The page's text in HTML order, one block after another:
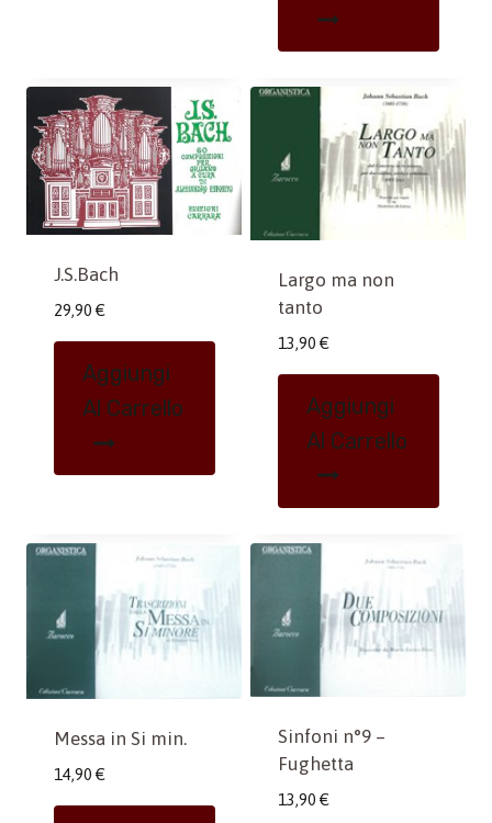
J.S.Bach
29,90 €
Aggiungi
Al Carrello
Largo ma non
tanto
13,90 €
Aggiungi
Al Carrello
Messa in Si min.
14,90 €
Sinfoni n°9 –
Fughetta
13,90 €